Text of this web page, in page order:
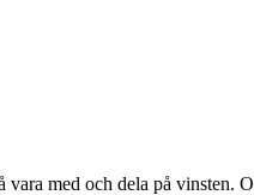
med och dela på vinsten.